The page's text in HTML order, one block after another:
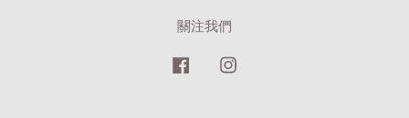
關注我們
Facebook